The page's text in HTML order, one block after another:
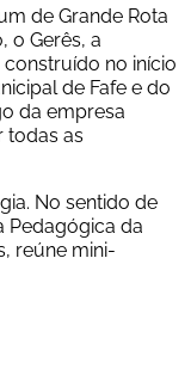
de Grande Rota
o Gerês, a
no início
de Fafe e do
da empresa
todas as
No sentido de
Pedagógica da
reúne mini-